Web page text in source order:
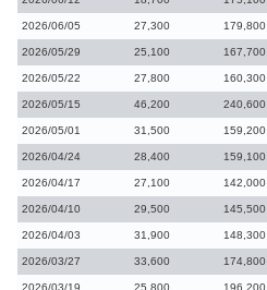
2026/06/05 27,300 179,800
2026/05/29 25,100 167,700
2026/05/22 27,800 160,300
2026/05/15 46,200 240,600
2026/05/01 31,500 159,200
2026/04/24 28,400 159,100
2026/04/17 27,100 142,000
2026/04/10 29,500 145,500
2026/04/03 31,900 148,300
2026/03/27 33,600 174,800
2026/03/19 25,800 196,200